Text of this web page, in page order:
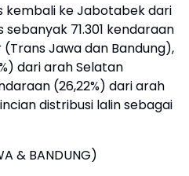
kembali ke Jabotabek dari
71.301 kendaraan
Jawa dan Bandung),
dari arah Selatan
(26,22%) dari arah
distribusi lalin sebagai
& BANDUNG)